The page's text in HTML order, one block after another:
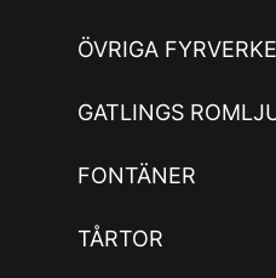
ÖVRIGA
GATLINGS
FONTÄNER
TÅRTOR